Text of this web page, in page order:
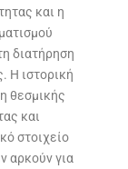
και η
διατήρηση
Η ιστορική
θεσμικής
και
στοιχείο
αρκούν για